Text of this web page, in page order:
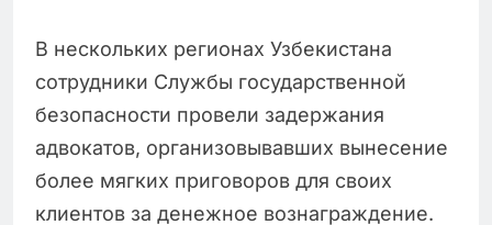
В нескольких регионах Узбекистана
сотрудники Службы государственной
безопасности провели задержания
адвокатов, организовывавших вынесение
более мягких приговоров для своих
клиентов за денежное вознаграждение.